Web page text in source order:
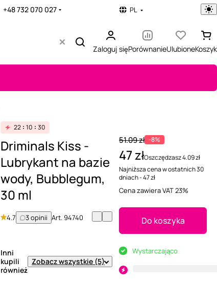
+48 732 070 027 PL
Zaloguj sięPorównanieUlubioneKoszyk
22 10 30
Driminals Kiss -
Lubrykant na bazie
wody, Bubblegum,
30 ml
4.7 3 opinii Art.94740
Inni
kupili
również
Zobacz wszystkie (5)
51.09 zł -8%
47 złOszczędzasz 4.09 zł
Najniższa cena w ostatnich 30
dniach - 47 zł
Cena zawiera VAT 23%
Do koszyka
Wystarczająco